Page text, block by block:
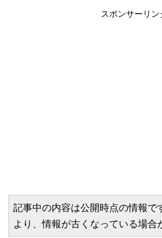
スポンサーリン
記事中の内容は公開時点の情報で
より、情報が古くなっている場合